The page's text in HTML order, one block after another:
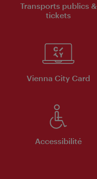
Transports publics &
tickets
Vienna City Card
Accessibilité